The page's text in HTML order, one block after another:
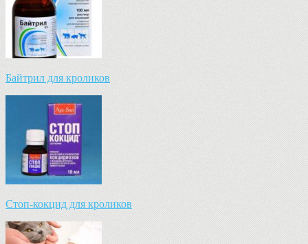
Байтрил для кроликов
Стоп-кокцид для кроликов